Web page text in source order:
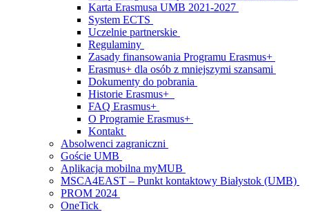
Karta Erasmusa UMB 2021-2027
System ECTS
Uczelnie partnerskie
Regulaminy
Zasady finansowania Programu Erasmus+
Erasmus+ dla osób z mniejszymi szansami
Dokumenty do pobrania
Historie Erasmus+
FAQ Erasmus+
O Programie Erasmus+
Kontakt
Absolwenci zagraniczni
Goście UMB
Aplikacja mobilna myMUB
MSCA4EAST – Punkt kontaktowy Białystok (UMB)
PROM 2024
OneTick